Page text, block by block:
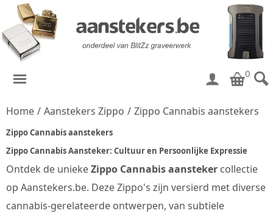
0
Home / Aanstekers Zippo / Zippo Cannabis aanstekers
Zippo Cannabis aanstekers
Zippo Cannabis Aansteker: Cultuur en Persoonlijke Expressie
Ontdek de uniekeZippo Cannabis aansteker collectie
op Aanstekers.be. Deze Zippo's zijn versierd met diverse
cannabis-gerelateerde ontwerpen, van subtiele